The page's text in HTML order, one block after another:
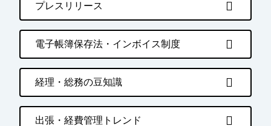
プレスリリース
電子帳簿保存法・インボイス制度
経理・総務の豆知識
出張・経費管理トレンド